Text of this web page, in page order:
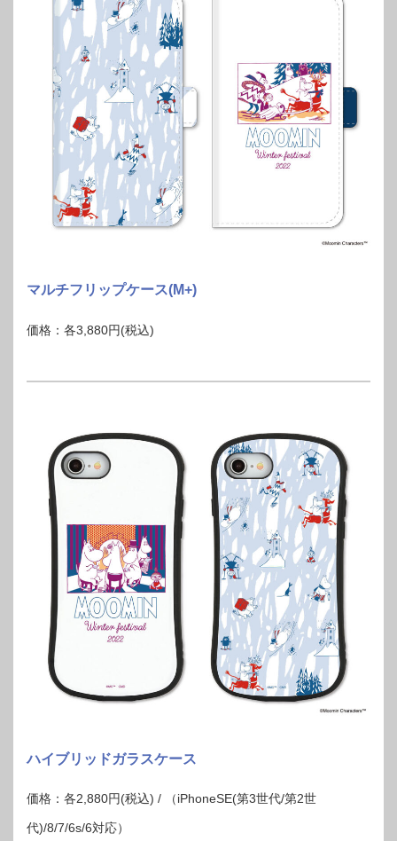
マルチフリップケース(M+)
価格：各3,880円(税込)
ハイブリッドガラスケース
価格：各2,880円(税込) / （iPhoneSE(第3世代/第2世
代)/8/7/6s/6対応）